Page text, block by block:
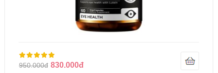
950.000đ 830.000đ